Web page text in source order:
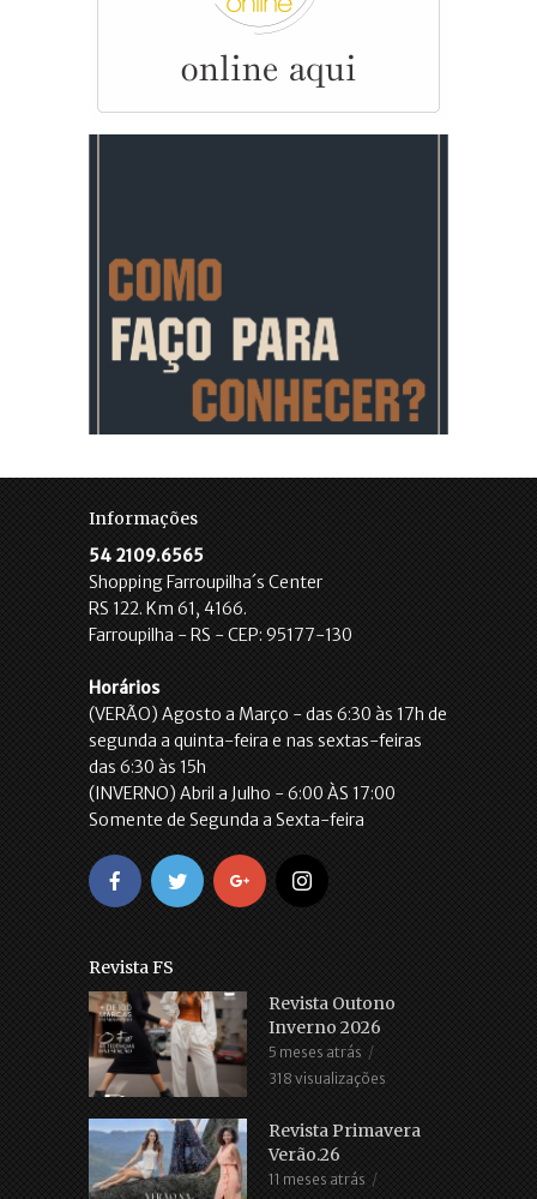
Informações
54 2109.6565
Shopping Farroupilha´s Center
RS 122. Km 61, 4166.
Farroupilha - RS - CEP: 95177-130
Horários
(VERÃO) Agosto a Março - das 6:30 às 17h de
segunda a quinta-feira e nas sextas-feiras
das 6:30 às 15h
(INVERNO) Abril a Julho - 6:00 ÀS 17:00
Somente de Segunda a Sexta-feira
Revista FS
Revista Outono
Inverno 2026
5 meses atrás
318 visualizações
Revista Primavera
Verão.26
11 meses atrás